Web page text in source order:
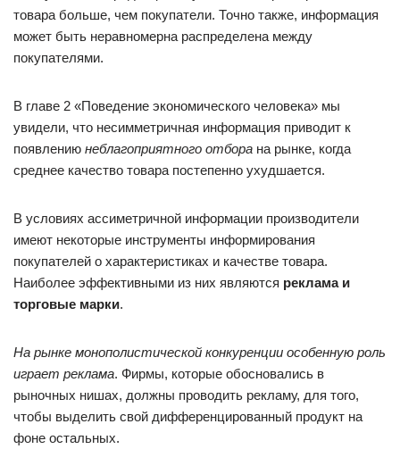
товара больше, чем покупатели. Точно также, информация
может быть неравномерна распределена между
покупателями.
В главе 2 «Поведение экономического человека» мы
увидели, что несимметричная информация приводит к
появлению неблагоприятного отбора на рынке, когда
среднее качество товара постепенно ухудшается.
В условиях ассиметричной информации производители
имеют некоторые инструменты информирования
покупателей о характеристиках и качестве товара.
Наиболее эффективными из них являются реклама и
торговые марки.
На рынке монополистической конкуренции особенную роль
играет реклама. Фирмы, которые обосновались в
рыночных нишах, должны проводить рекламу, для того,
чтобы выделить свой дифференцированный продукт на
фоне остальных.